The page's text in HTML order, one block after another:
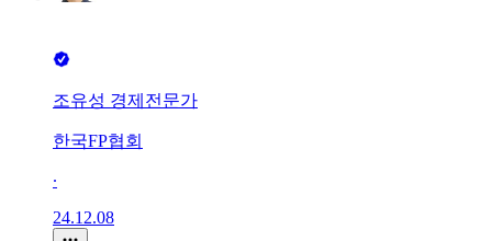
조유성 경제전문가
한국FP협회
∙
24.12.08